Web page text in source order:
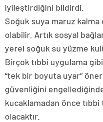
iyileştirdiğini bildirdi.
Soğuk suya maruz
olabilir. Artık sosyal
yerel soğuk su yüzme
Birçok tıbbi uygulama
“tek bir boyuta uyar”
güvenliğini
kucaklamadan önce
olacaktır.